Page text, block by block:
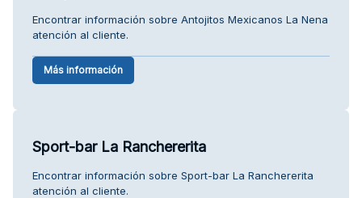
Encontrar información sobre Antojitos Mexicanos La Nena
atención al cliente.
Más información
Sport-bar La Ranchererita
Encontrar información sobre Sport-bar La Ranchererita
atención al cliente.